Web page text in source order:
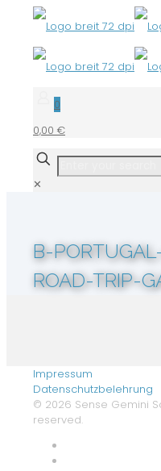
0
0,00 €
✕
B-
ROAD-TRIP-
Impressum
Datenschutzbelehrung
© 2026 Sense Gemini
reserved.